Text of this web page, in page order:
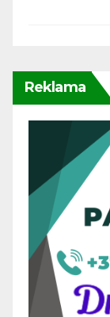
Reklama